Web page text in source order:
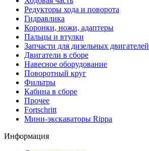
Редукторы хода и поворота
Гидравлика
Коронки, ножи, адаптеры
Пальцы и втулки
Запчасти для дизельных двигателей
Двигатели в сборе
Навесное оборудование
Поворотный круг
Фильтры
Кабина в сборе
Прочее
Fortschritt
Мини-экскаваторы Rippa
Информация